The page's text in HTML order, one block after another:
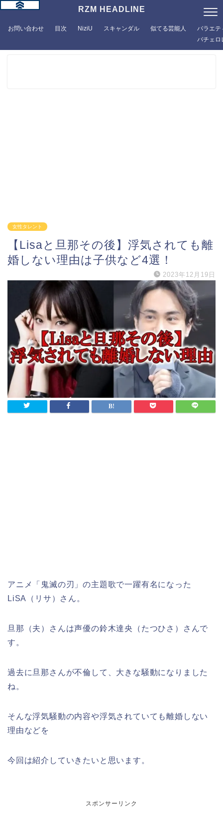
RZM HEADLINE
お問い合わせ 目次 NiziU スキャンダル 似てる芸能人
バラエテ
バチェロ
女性タレント
【Lisaと旦那その後】浮気されても離
婚しない理由は子供など4選！
2023年12月19日
アニメ「鬼滅の刃」の主題歌で一躍有名になった
LiSA（リサ）さん。
旦那（夫）さんは声優の鈴木達央（たつひさ）さんで
す。
過去に旦那さんが不倫して、大きな騒動になりました
ね。
そんな浮気騒動の内容や浮気されていても離婚しない
理由などを
今回は紹介していきたいと思います。
スポンサーリンク